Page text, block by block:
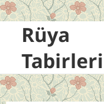
Rüya
Tabirleri